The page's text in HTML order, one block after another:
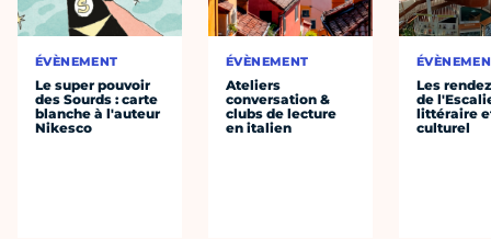
ÉVÈNEMENT
Le super pouvoir
des Sourds : carte
blanche à l'auteur
Nikesco
ÉVÈNEMENT
Ateliers
conversation &
clubs de lecture
en italien
Les
de
littéraire
culturel